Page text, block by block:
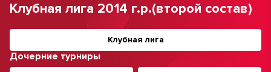
Клубная лига 2014 г.р.(второй состав)
Клубная лига
Дочерние турниры